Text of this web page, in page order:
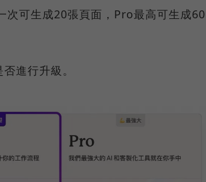
次可生成20張頁面，Pro最高可生成60
進行升級。